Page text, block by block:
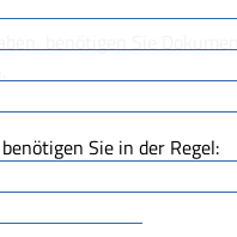
benötigen Sie
Sie in der Regel: